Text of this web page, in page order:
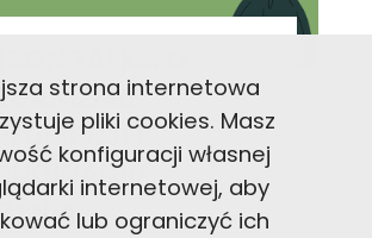
strona internetowa
pliki cookies. Masz
konfiguracji własnej
internetowej, aby
lub ograniczyć ich
I